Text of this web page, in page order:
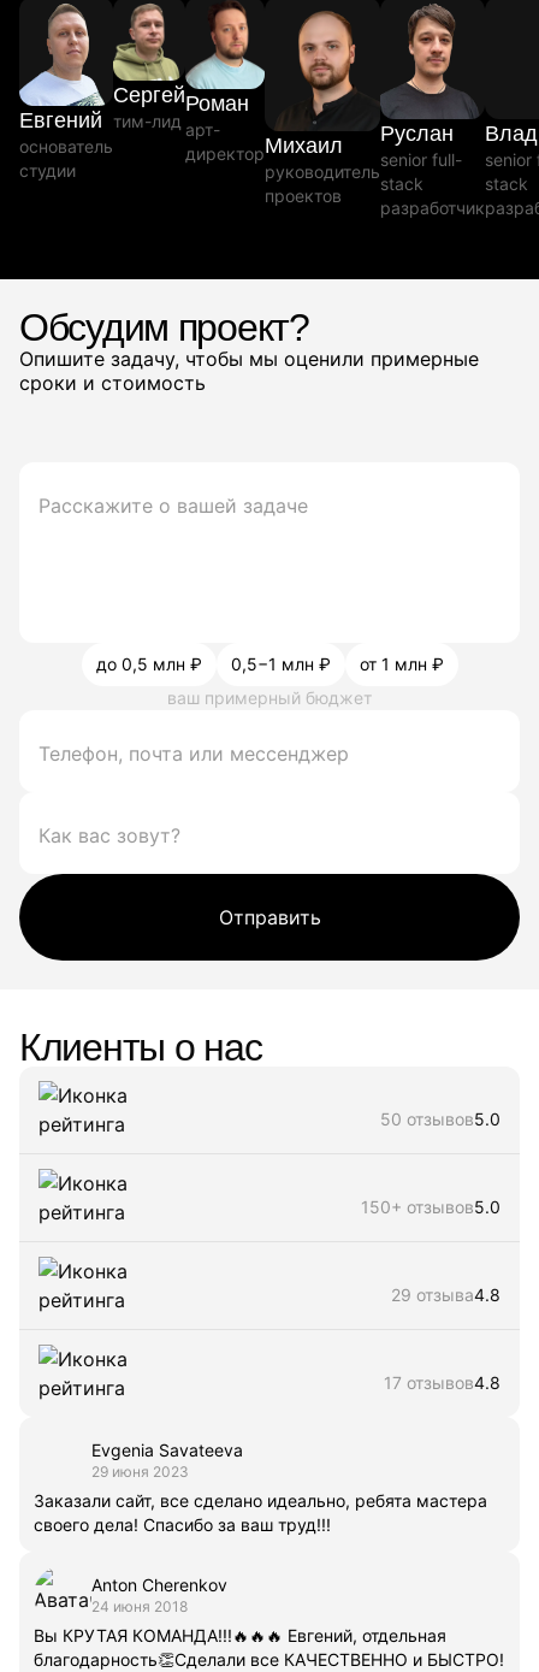
Евгений
основатель
студии
Сергей
тим-лид
Роман
арт-
директорМихаил
руководитель
проектов
Руслан
senior full-
stack
разработчик
senior
stack
Обсудим проект?
Опишите задачу, чтобы мы оценили примерные
сроки и стоимость
до 0,5 млн ₽ 0,5−1 млн ₽
от 1 млн ₽
ваш примерный бюджет
Отправить
Клиенты о нас
50 отзывов5.0
150+ отзывов5.0
29 отзыва4.8
17 отзывов4.8
Evgenia Savateeva
29 июня 2023
Заказали сайт, все сделано идеально, ребята мастера
своего дела! Спасибо за ваш труд!!!
Anton Cherenkov
24 июня 2018
Вы КРУТАЯ КОМАНДА!!!🔥🔥🔥 Евгений, отдельная
благодарность👏Сделали все КАЧЕСТВЕННО и БЫСТРО!